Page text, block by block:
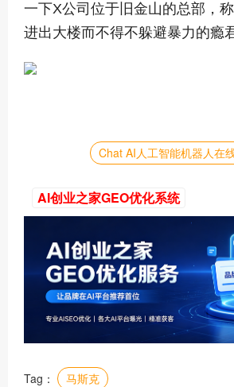
一下X公司位于旧金山的总部，
进出大楼而不得不躲避暴力的瘾
Chat AI人工智能机器人在
AI创业之家GEO优化系统
Tag： 马斯克